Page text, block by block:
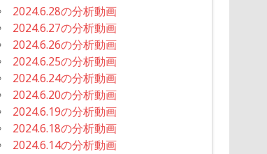
2024.6.28の分析動画
2024.6.27の分析動画
2024.6.26の分析動画
2024.6.25の分析動画
2024.6.24の分析動画
2024.6.20の分析動画
2024.6.19の分析動画
2024.6.18の分析動画
2024.6.14の分析動画